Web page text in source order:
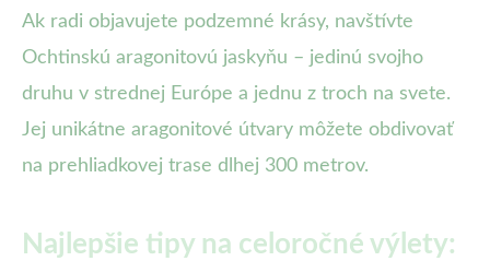
Ak radi objavujete podzemné krásy, navštívte
Ochtinskú aragonitovú jaskyňu – jedinú svojho
druhu v strednej Európe a jednu z troch na svete.
Jej unikátne aragonitové útvary môžete obdivovať
na prehliadkovej trase dlhej 300 metrov.
Najlepšie tipy na celoročné výlety: